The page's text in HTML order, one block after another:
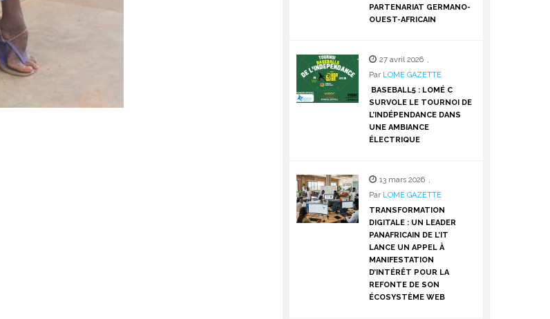
PARTENARIAT GERMANO-
OUEST-AFRICAIN
27 avril 2026 ,
Par LOME GAZETTE
BASEBALL5 : LOMÉ C
SURVOLE LE TOURNOI DE
L’INDÉPENDANCE DANS
UNE AMBIANCE
ÉLECTRIQUE
13 mars 2026 ,
Par LOME GAZETTE
TRANSFORMATION
DIGITALE : UN LEADER
PANAFRICAIN DE L’IT
LANCE UN APPEL À
MANIFESTATION
D’INTÉRÊT POUR LA
REFONTE DE SON
ÉCOSYSTÈME WEB